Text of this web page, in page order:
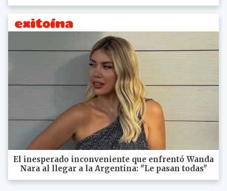
El inesperado inconveniente que enfrentó Wanda
Nara al llegar a la Argentina: "Le pasan todas"